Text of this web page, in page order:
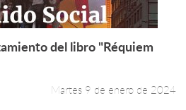
Leer más +
del libro "Réquiem
Martes 9 de enero de 2024